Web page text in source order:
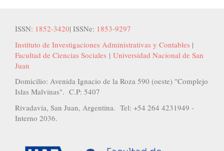
ISSN: 1852-3420| ISSNe: 1853-9297
Instituto de Investigaciones Administrativas y Contables |
Facultad de Ciencias Sociales | Universidad Nacional de San
Juan
Domicilio: Avenida Ignacio de la Roza 590 (oeste) "Complejo
Islas Malvinas". C.P: 5407
Rivadavia, San Juan, Argentina. Tel: +54 264 4231949 -
Interno 2036.